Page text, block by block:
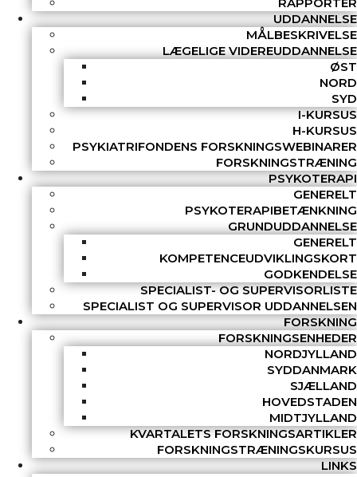
UDDANNELSE
MÅLBESKRIVELSE
LÆGELIGE VIDEREUDDANNELSE
ØST
NORD
SYD
I-KURSUS
H-KURSUS
PSYKIATRIFONDENS FORSKNINGSWEBINARER
FORSKNINGSTRÆNING
PSYKOTERAPI
GENERELT
PSYKOTERAPIBETÆNKNING
GRUNDUDDANNELSE
GENERELT
KOMPETENCEUDVIKLINGSKORT
GODKENDELSE
SPECIALIST- OG SUPERVISORLISTE
SPECIALIST OG SUPERVISOR UDDANNELSEN
FORSKNING
FORSKNINGSENHEDER
NORDJYLLAND
SYDDANMARK
SJÆLLAND
HOVEDSTADEN
MIDTJYLLAND
KVARTALETS FORSKNINGSARTIKLER
FORSKNINGSTRÆNINGSKURSUS
LINKS